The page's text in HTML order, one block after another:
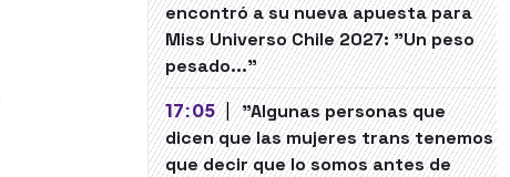
encontró a su nueva apuesta para
Miss Universo Chile 2027: "Un peso
pesado..."
17:05 | "Algunas personas que
dicen que las mujeres trans tenemos
que decir que lo somos antes de